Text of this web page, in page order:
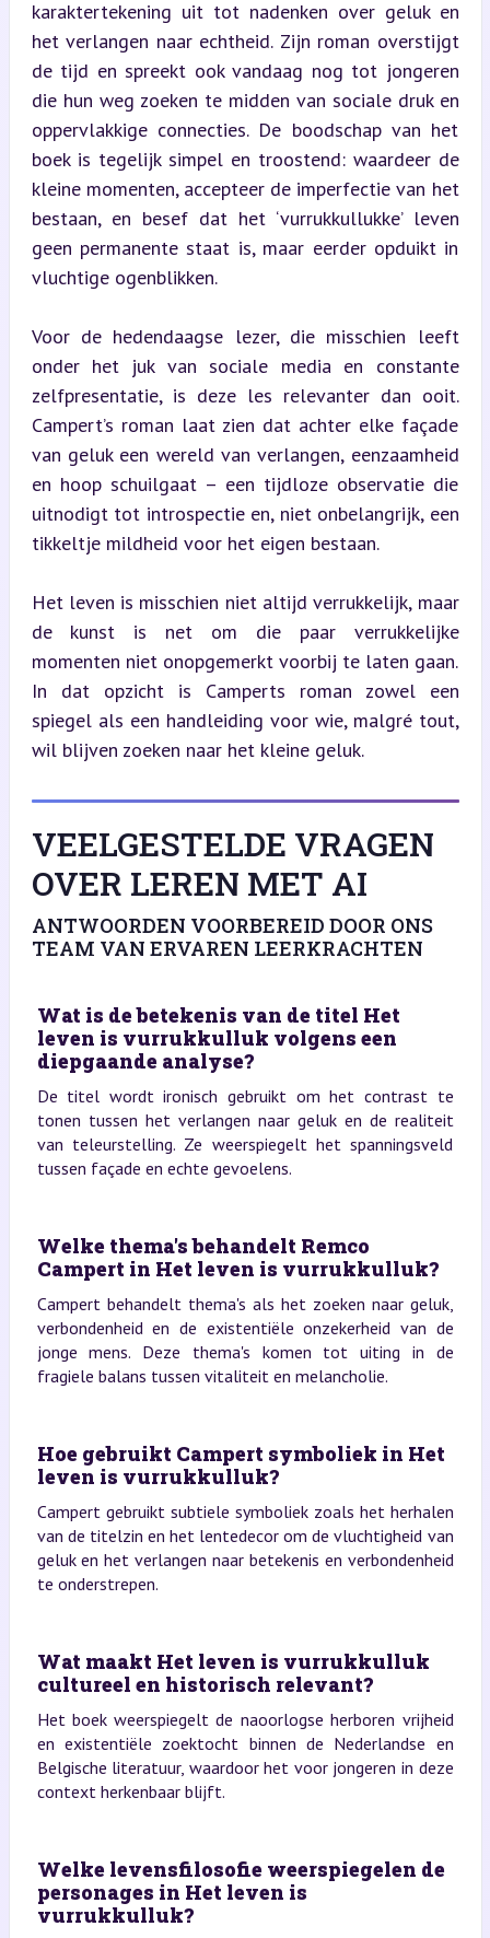
karaktertekening uit tot nadenken over geluk en
het verlangen naar echtheid. Zijn roman overstijgt
de tijd en spreekt ook vandaag nog tot jongeren
die hun weg zoeken te midden van sociale druk en
oppervlakkige connecties. De boodschap van het
boek is tegelijk simpel en troostend: waardeer de
kleine momenten, accepteer de imperfectie van het
bestaan, en besef dat het ‘vurrukkullukke’ leven
geen permanente staat is, maar eerder opduikt in
vluchtige ogenblikken.
Voor de hedendaagse lezer, die misschien leeft
onder het juk van sociale media en constante
zelfpresentatie, is deze les relevanter dan ooit.
Campert’s roman laat zien dat achter elke façade
van geluk een wereld van verlangen, eenzaamheid
en hoop schuilgaat – een tijdloze observatie die
uitnodigt tot introspectie en, niet onbelangrijk, een
tikkeltje mildheid voor het eigen bestaan.
Het leven is misschien niet altijd verrukkelijk, maar
de kunst is net om die paar verrukkelijke
momenten niet onopgemerkt voorbij te laten gaan.
In dat opzicht is Camperts roman zowel een
spiegel als een handleiding voor wie, malgré tout,
wil blijven zoeken naar het kleine geluk.
VEELGESTELDE VRAGEN
OVER LEREN MET AI
ANTWOORDEN VOORBEREID DOOR ONS
TEAM VAN ERVAREN LEERKRACHTEN
Wat is de betekenis van de titel Het
leven is vurrukkulluk volgens een
diepgaande analyse?
De titel wordt ironisch gebruikt om het contrast te
tonen tussen het verlangen naar geluk en de realiteit
van teleurstelling. Ze weerspiegelt het spanningsveld
tussen façade en echte gevoelens.
Welke thema's behandelt Remco
Campert in Het leven is vurrukkulluk?
Campert behandelt thema's als het zoeken naar geluk,
verbondenheid en de existentiële onzekerheid van de
jonge mens. Deze thema's komen tot uiting in de
fragiele balans tussen vitaliteit en melancholie.
Hoe gebruikt Campert symboliek in Het
leven is vurrukkulluk?
Campert gebruikt subtiele symboliek zoals het herhalen
van de titelzin en het lentedecor om de vluchtigheid van
geluk en het verlangen naar betekenis en verbondenheid
te onderstrepen.
Wat maakt Het leven is vurrukkulluk
cultureel en historisch relevant?
Het boek weerspiegelt de naoorlogse herboren vrijheid
en existentiële zoektocht binnen de Nederlandse en
Belgische literatuur, waardoor het voor jongeren in deze
context herkenbaar blijft.
Welke levensfilosofie weerspiegelen de
personages in Het leven is
vurrukkulluk?